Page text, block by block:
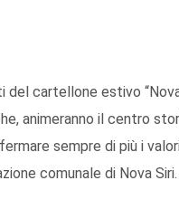
del cartellone estivo
animeranno il centro
sempre di più i
comunale di Nova Siri.